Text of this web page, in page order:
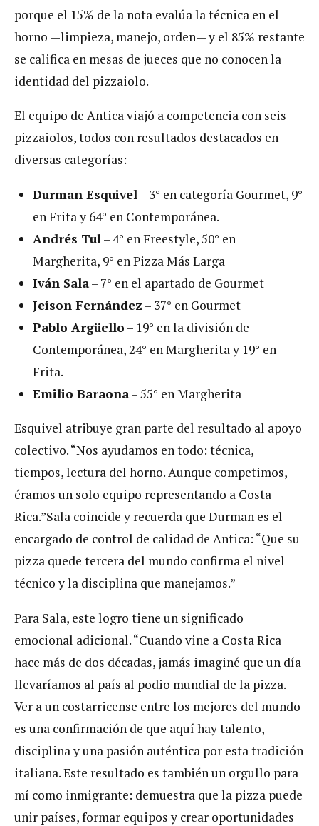
porque el 15% de la nota evalúa la técnica en el
horno —limpieza, manejo, orden— y el 85% restante
se califica en mesas de jueces que no conocen la
identidad del pizzaiolo.
El equipo de Antica viajó a competencia con seis
pizzaiolos, todos con resultados destacados en
diversas categorías:
Durman Esquivel– 3° en categoría Gourmet, 9°
en Frita y 64° en Contemporánea.
Andrés Tul– 4° en Freestyle, 50° en
Margherita, 9° en Pizza Más Larga
Iván Sala– 7° en el apartado de Gourmet
Jeison Fernández – 37° en Gourmet
Pablo Argüello – 19° en la división de
Contemporánea, 24° en Margherita y 19° en
Frita.
Emilio Baraona– 55° en Margherita
Esquivel atribuye gran parte del resultado al apoyo
colectivo. “Nos ayudamos en todo: técnica,
tiempos, lectura del horno. Aunque competimos,
éramos un solo equipo representando a Costa
Rica.”Sala coincide y recuerda que Durman es el
encargado de control de calidad de Antica: “Que su
pizza quede tercera del mundo confirma el nivel
técnico y la disciplina que manejamos.”
Para Sala, este logro tiene un significado
emocional adicional. “Cuando vine a Costa Rica
hace más de dos décadas, jamás imaginé que un día
llevaríamos al país al podio mundial de la pizza.
Ver a un costarricense entre los mejores del mundo
es una confirmación de que aquí hay talento,
disciplina y una pasión auténtica por esta tradición
italiana. Este resultado es también un orgullo para
mí como inmigrante: demuestra que la pizza puede
unir países, formar equipos y crear oportunidades